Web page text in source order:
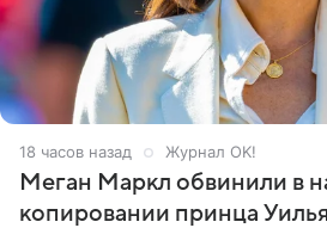
18 часов назад Журнал OK!
Меган Маркл обвинили в
копировании принца